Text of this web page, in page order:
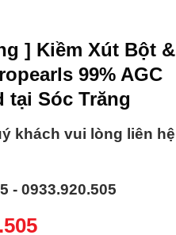
] Kiềm Xút Bột &
99% AGC
tại Sóc Trăng
khách vui lòng liên hệ
- 0933.920.505